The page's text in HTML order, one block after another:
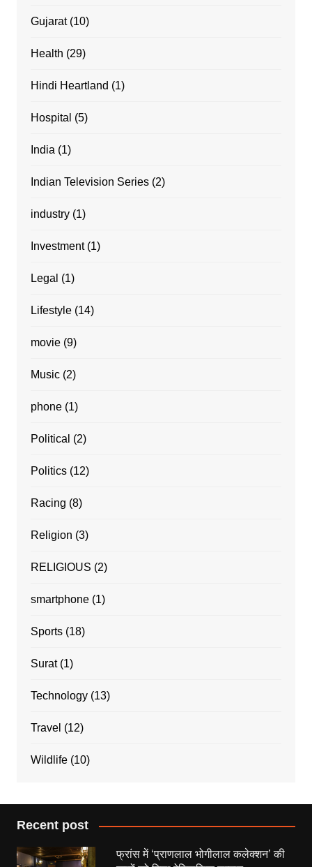
Gujarat(10)
Health (29)
Hindi Heartland (1)
Hospital (5)
India(1)
Indian Television Series(2)
industry(1)
Investment(1)
Legal (1)
Lifestyle(14)
movie(9)
Music(2)
phone(1)
Political (2)
Politics(12)
Racing (8)
Religion (3)
RELIGIOUS (2)
smartphone(1)
Sports(18)
Surat(1)
Technology(13)
Travel (12)
Wildlife(10)
Recent post
फ्रांस में ‘प्राणलाल भोगीलाल कलेक्शन’ की